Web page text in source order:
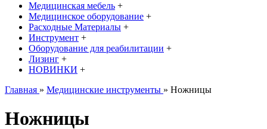
Медицинская мебель +
Медицинское оборудование +
Расходные Материалы +
Инструмент +
Оборудование для реабилитации +
Лизинг +
НОВИНКИ +
Главная » Медицинские инструменты » Ножницы
Ножницы